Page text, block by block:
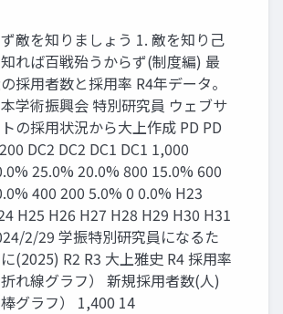
敵を知りましょう 1. 敵を知り己
れば百戦殆うからず(制度編) 最
採用者数と採用率 R4年データ。
学術振興会 特別研究員 ウェブサ
の採用状況から大上作成 PD PD
DC2 DC2 DC1 DC1 1,000
25.0% 20.0% 800 15.0% 600
400 200 5.0% 0 0.0% H23
H25 H26 H27 H28 H29 H30 H31
2/29 学振特別研究員になるた
(2025) R2 R3 大上雅史 R4 採用率
折れ線グラフ） 新規採用者数(人)
棒グラフ） 1,400 14